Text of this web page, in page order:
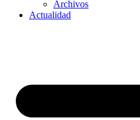
Archivos
Actualidad